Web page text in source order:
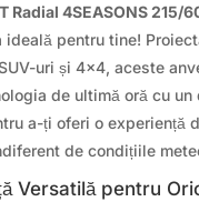
Radial 4SEASONS 215/
ideală pentru tine!
uri și 4×4, aceste
de ultimă oră cu un
a-ți oferi o experiență
de condițiile
Versatilă pentru